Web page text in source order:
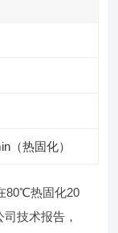
（热固化）
80℃热固化20
技术报告，